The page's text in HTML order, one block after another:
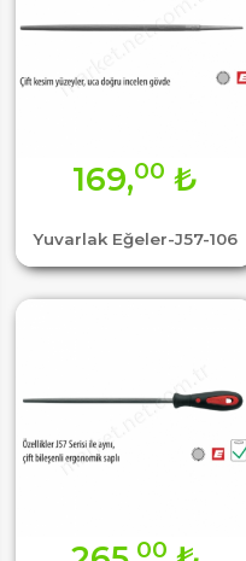
Yuvarlak Eğeler-J57-106
169,00 ₺
00